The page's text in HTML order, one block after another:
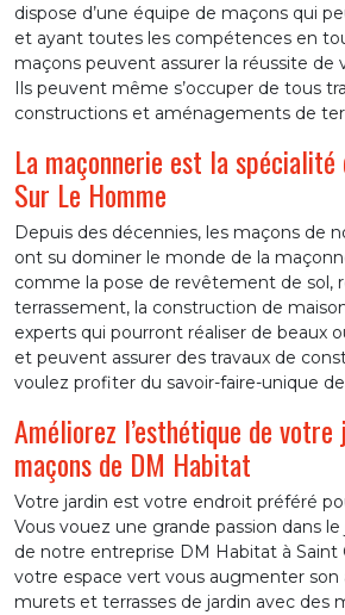
dispose d’une équipe de maçons qui
et ayant toutes les compétences en
maçons peuvent assurer la réussite
Ils peuvent même s’occuper de tous
constructions et aménagements de
La maçonnerie est la
Sur Le Homme
Depuis des décennies, les maçons de
ont su dominer le monde de la
comme la pose de revêtement de sol,
terrassement, la construction de
experts qui pourront réaliser de beaux
et peuvent assurer des travaux de
voulez profiter du savoir-faire-unique
Améliorez l’esthétique de
maçons de DM Habitat
Votre jardin est votre endroit préféré
Vous vouez une grande passion dans
de notre entreprise DM Habitat à
votre espace vert vous augmenter son
murets et terrasses de jardin avec des